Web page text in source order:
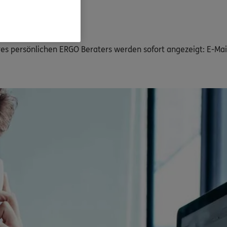
ERGO Beraters werden sofort angezeigt: E-